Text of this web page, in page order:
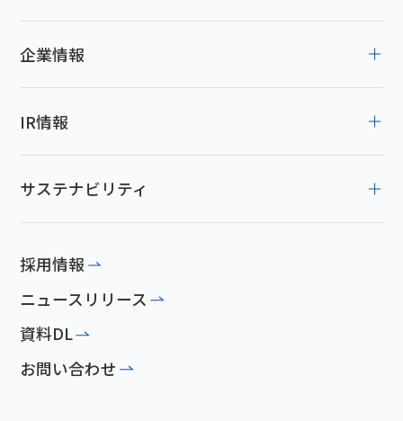
企業情報
IR情報
サステナビリティ
採用情報
ニュースリリース
資料DL
お問い合わせ